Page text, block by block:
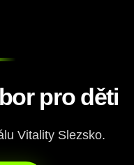
pro děti
Vitality Slezsko.